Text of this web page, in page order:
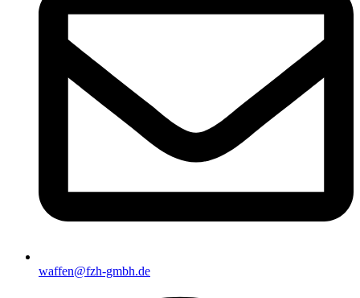
waffen@fzh-gmbh.de